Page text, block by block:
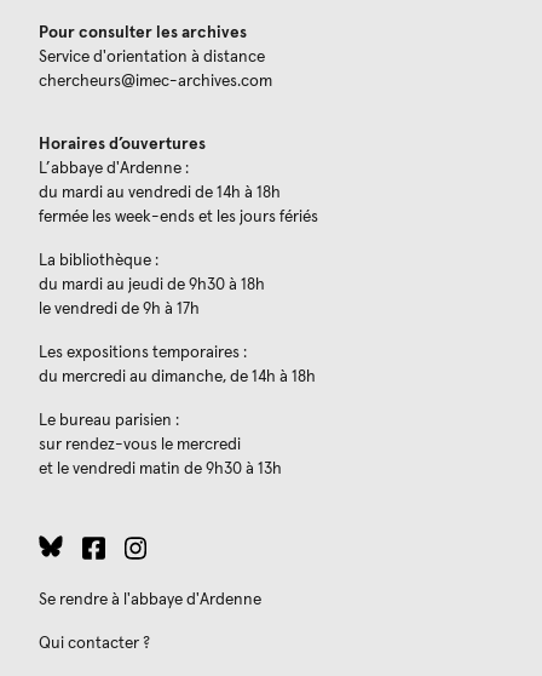
Pour consulter les archives
Service d'orientation à distance
chercheurs@imec-archives.com
Horaires d’ouvertures
L’abbaye d'Ardenne :
du mardi au vendredi de 14h à 18h
fermée les week-ends et les jours fériés
La bibliothèque :
du mardi au jeudi de 9h30 à 18h
le vendredi de 9h à 17h
Les expositions temporaires :
du mercredi au dimanche, de 14h à 18h
Le bureau parisien :
sur rendez-vous le mercredi
et le vendredi matin de 9h30 à 13h
Se rendre à l'abbaye d'Ardenne
Qui contacter ?